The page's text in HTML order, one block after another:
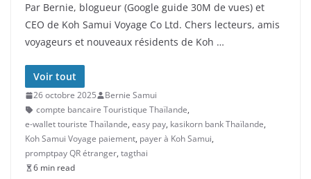
Par Bernie, blogueur (Google guide 30M de vues) et
CEO de Koh Samui Voyage Co Ltd. Chers lecteurs, amis
voyageurs et nouveaux résidents de Koh …
Voir tout
26 octobre 2025
Bernie Samui
compte bancaire Touristique Thaïlande,
e-wallet touriste Thaïlande, easy pay, kasikorn bank Thaïlande,
Koh Samui Voyage paiement, payer à Koh Samui,
promptpay QR étranger, tagthai
6 min read